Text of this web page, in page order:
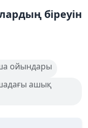
біреуін
ойындары
ашық